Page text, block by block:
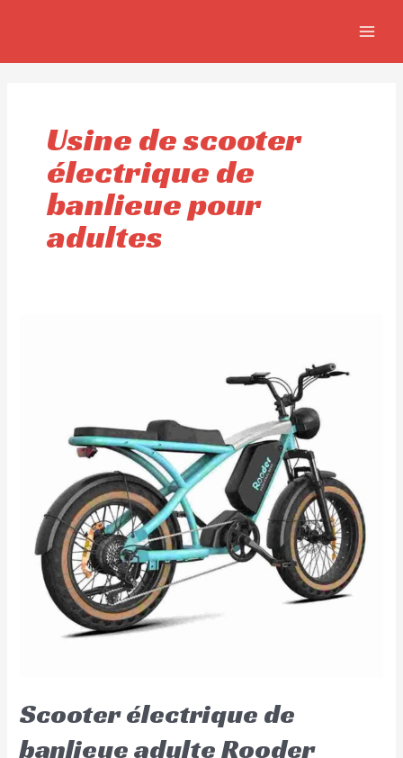
Usine de scooter
électrique de
banlieue pour
adultes
Scooter électrique de
banlieue adulte Rooder